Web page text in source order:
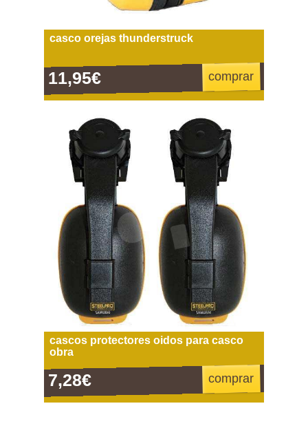
casco orejas thunderstruck
11,95€ comprar
cascos protectores oidos para casco
obra
7,28€ comprar